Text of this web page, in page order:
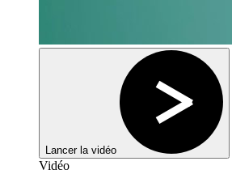
Lancer la vidéo
Vidéo